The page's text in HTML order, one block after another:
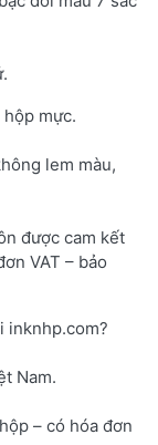
mực.
lem màu,
được cam kết
VAT – bảo
inknhp.com?
Nam.
– có hóa đơn